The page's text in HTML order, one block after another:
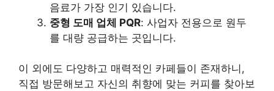
음료가 가장 인기 있습니다.
중형 도매 업체 PQR: 사업자 전용으로 원두
를 대량 공급하는 곳입니다.
이 외에도 다양하고 매력적인 카페들이 존재하니,
직접 방문해보고 자신의 취향에 맞는 커피를 찾아보